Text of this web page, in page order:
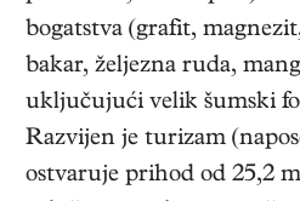
bogatstva (grafit,
bakar, željezna ruda,
uključujući velik šumski
Razvijen je turizam
ostvaruje prihod od 25,2